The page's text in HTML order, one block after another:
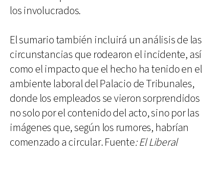
los involucrados.
El sumario también incluirá un análisis de las
circunstancias que rodearon el incidente, así
como el impacto que el hecho ha tenido en el
ambiente laboral del Palacio de Tribunales,
donde los empleados se vieron sorprendidos
no solo por el contenido del acto, sino por las
imágenes que, según los rumores, habrían
comenzado a circular. Fuente: El Liberal